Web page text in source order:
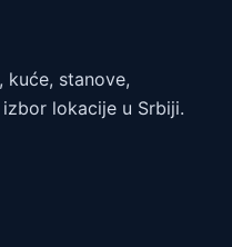
kuće, stanove,
lokacije u Srbiji.